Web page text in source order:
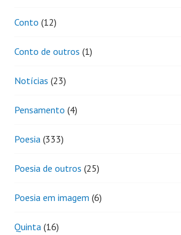
Conto (12)
Conto de outros (1)
Notícias (23)
Pensamento (4)
Poesia (333)
Poesia de outros (25)
Poesia em imagem (6)
Quinta (16)